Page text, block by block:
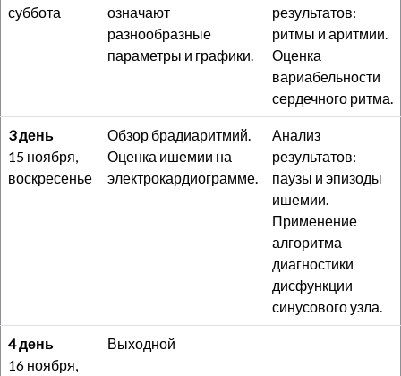
суббота
означают
разнообразные
параметры и графики.
результатов:
ритмы и аритмии.
Оценка
вариабельности
сердечного ритма.
3 день
15 ноября,
воскресенье
Обзор брадиаритмий.
Оценка ишемии на
электрокардиограмме.
Анализ
результатов:
паузы и эпизоды
ишемии.
Применение
алгоритма
диагностики
дисфункции
синусового узла.
4 день
16 ноября,
Выходной